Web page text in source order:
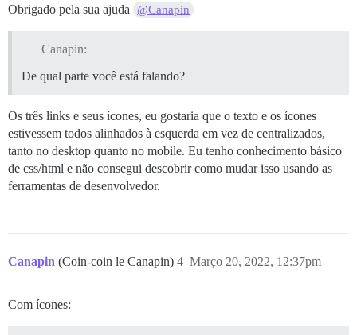
Obrigado pela sua ajuda @Canapin
Canapin:
De qual parte você está falando?
Os três links e seus ícones, eu gostaria que o texto e os ícones
estivessem todos alinhados à esquerda em vez de centralizados,
tanto no desktop quanto no mobile. Eu tenho conhecimento básico
de css/html e não consegui descobrir como mudar isso usando as
ferramentas de desenvolvedor.
Canapin (Coin-coin le Canapin) Março 20, 2022, 12:37pm
4
Com ícones: